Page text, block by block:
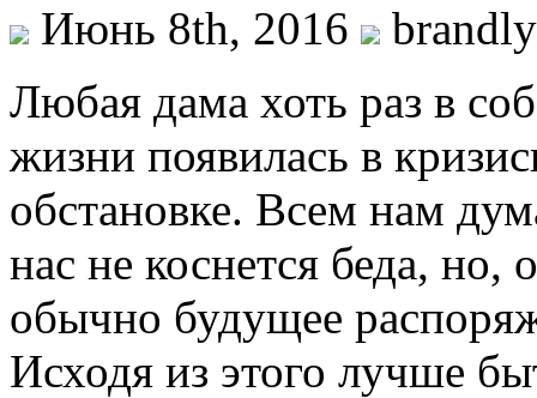
Июнь 8th, 2016
Любая дама хоть раз в
жизни появилась в
обстановке. Всем нам
нас не коснется беда, но,
обычно будущее
Исходя из этого лучше